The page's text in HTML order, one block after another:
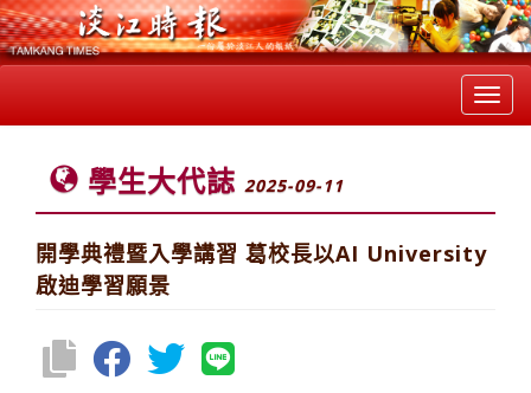
學生大代誌 2025-09-11
開學典禮暨入學講習 葛校長以AI University
啟迪學習願景